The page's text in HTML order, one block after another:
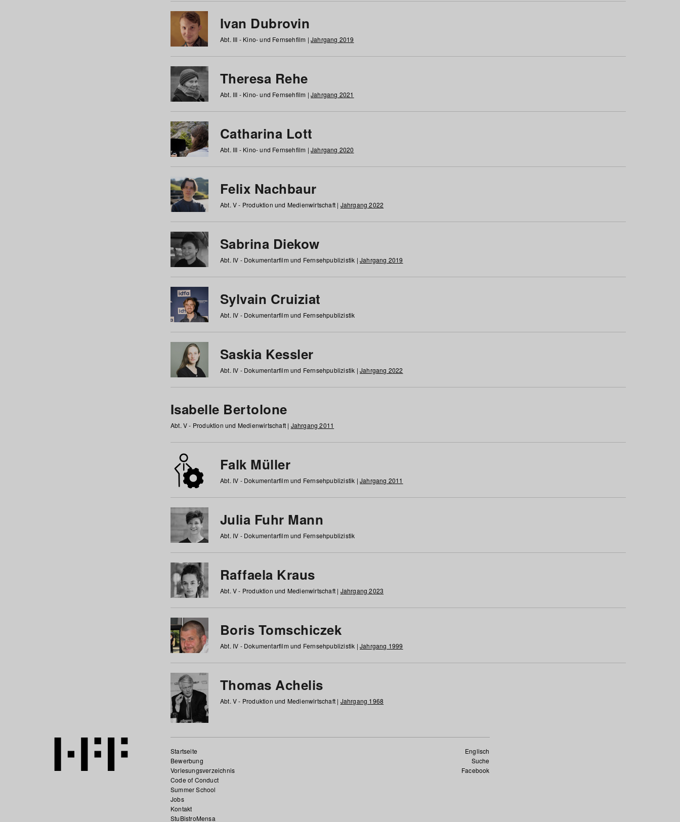
Ivan Dubrovin
Abt. III - Kino- und Fernsehfilm | Jahrgang 2019
Theresa Rehe
Abt. III - Kino- und Fernsehfilm | Jahrgang 2021
Catharina Lott
Abt. III - Kino- und Fernsehfilm | Jahrgang 2020
Felix Nachbaur
Abt. V - Produktion und Medienwirtschaft | Jahrgang 2022
Sabrina Diekow
Abt. IV - Dokumentarfilm und Fernsehpublizistik | Jahrgang 2019
Sylvain Cruiziat
Abt. IV - Dokumentarfilm und Fernsehpublizistik
Saskia Kessler
Abt. IV - Dokumentarfilm und Fernsehpublizistik | Jahrgang 2022
Isabelle Bertolone
Abt. V - Produktion und Medienwirtschaft | Jahrgang 2011
Falk Müller
Abt. IV - Dokumentarfilm und Fernsehpublizistik | Jahrgang 2011
Julia Fuhr Mann
Abt. IV - Dokumentarfilm und Fernsehpublizistik
Raffaela Kraus
Abt. V - Produktion und Medienwirtschaft | Jahrgang 2023
Boris Tomschiczek
Abt. IV - Dokumentarfilm und Fernsehpublizistik | Jahrgang 1999
Thomas Achelis
Abt. V - Produktion und Medienwirtschaft | Jahrgang 1968
Englisch
Suche
Facebook
Startseite
Bewerbung
Vorlesungsverzeichnis
Code of Conduct
Summer School
Jobs
Kontakt
StuBistroMensa